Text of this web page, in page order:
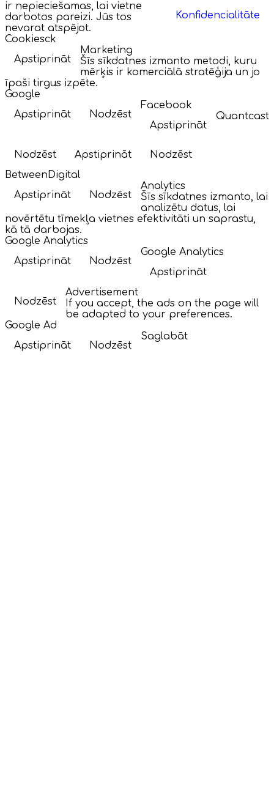
Konfidencialitāte
ir nepieciešamas, lai vietne
darbotos pareizi. Jūs tos
nevarat atspējot.
Cookiesck
Apstiprināt
Marketing
Šīs sīkdatnes izmanto metodi, kuru
mērķis ir komerciālā stratēģija un jo
īpaši tirgus izpēte.
Google
Apstiprināt
Nodzēst
Facebook
Apstiprināt
Nodzēst
Quantcast
Apstiprināt
Nodzēst
BetweenDigital
Apstiprināt
Nodzēst
Analytics
Šīs sīkdatnes izmanto, lai
analizētu datus, lai
novērtētu tīmekļa vietnes efektivitāti un saprastu,
kā tā darbojas.
Google Analytics
Apstiprināt
Nodzēst
Google Analytics
Apstiprināt
Nodzēst
Advertisement
If you accept, the ads on the page will
be adapted to your preferences.
Google Ad
Apstiprināt
Nodzēst
Saglabāt